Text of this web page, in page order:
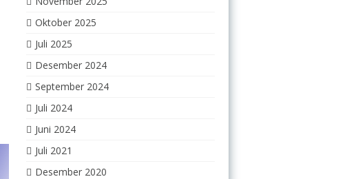
Oktober 2025
Juli 2025
Desember 2024
September 2024
Juli 2024
Juni 2024
Juli 2021
Desember 2020